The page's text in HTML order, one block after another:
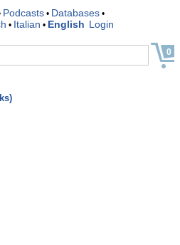
Podcasts • Databases •
• Italian • English Login
0